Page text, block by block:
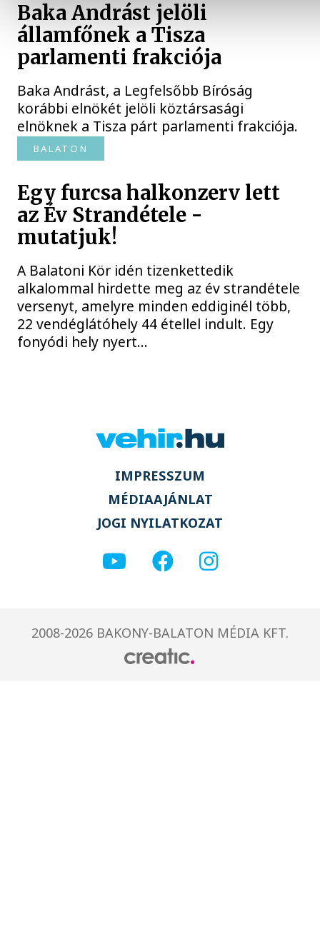
Baka Andrást jelöli
államfőnek a Tisza
parlamenti frakciója
Baka Andrást, a Legfelsőbb Bíróság
korábbi elnökét jelöli köztársasági
elnöknek a Tisza párt parlamenti frakciója.
BALATON
Egy furcsa halkonzerv lett
az Év Strandétele -
mutatjuk!
A Balatoni Kör idén tizenkettedik
alkalommal hirdette meg az év strandétele
versenyt, amelyre minden eddiginél több,
22 vendéglátóhely 44 étellel indult. Egy
fonyódi hely nyert...
IMPRESSZUM
MÉDIAAJÁNLAT
JOGI NYILATKOZAT
2008-2026 BAKONY-BALATON MÉDIA KFT.